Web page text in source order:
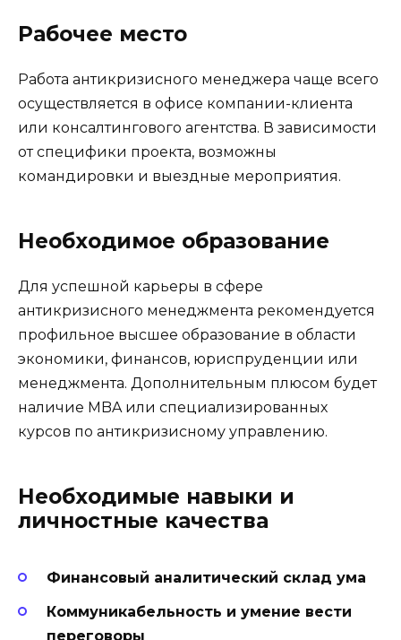
Рабочее место
Работа антикризисного менеджера чаще всего
осуществляется в офисе компании-клиента
или консалтингового агентства. В зависимости
от специфики проекта, возможны
командировки и выездные мероприятия.
Необходимое образование
Для успешной карьеры в сфере
антикризисного менеджмента рекомендуется
профильное высшее образование в области
экономики, финансов, юриспруденции или
менеджмента. Дополнительным плюсом будет
наличие MBA или специализированных
курсов по антикризисному управлению.
Необходимые навыки и
личностные качества
Финансовый аналитический склад ума
Коммуникабельность и умение вести
переговоры